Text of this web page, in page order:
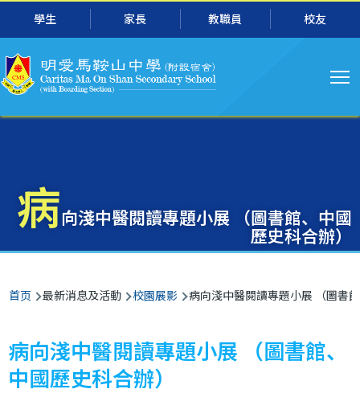
跳转到主要内容
學生 家長 教職員 校友
导
航
病向淺中醫閱讀專題小展 （圖書館、中國
歷史科合辦）
面
包
屑
首页 最新消息及活動 校園展影 病向淺中醫閱讀專題小展 （圖書
病向淺中醫閱讀專題小展 （圖書館、
中國歷史科合辦）